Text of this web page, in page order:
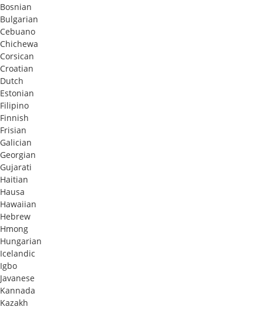
Bosnian
Bulgarian
Cebuano
Chichewa
Corsican
Croatian
Dutch
Estonian
Filipino
Finnish
Frisian
Galician
Georgian
Gujarati
Haitian
Hausa
Hawaiian
Hebrew
Hmong
Hungarian
Icelandic
Igbo
Javanese
Kannada
Kazakh